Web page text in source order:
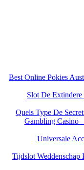
Best Online Pokies
Slot De
Quels Type De
Gambling Casino
Universale
Tijdslot Weddenschap